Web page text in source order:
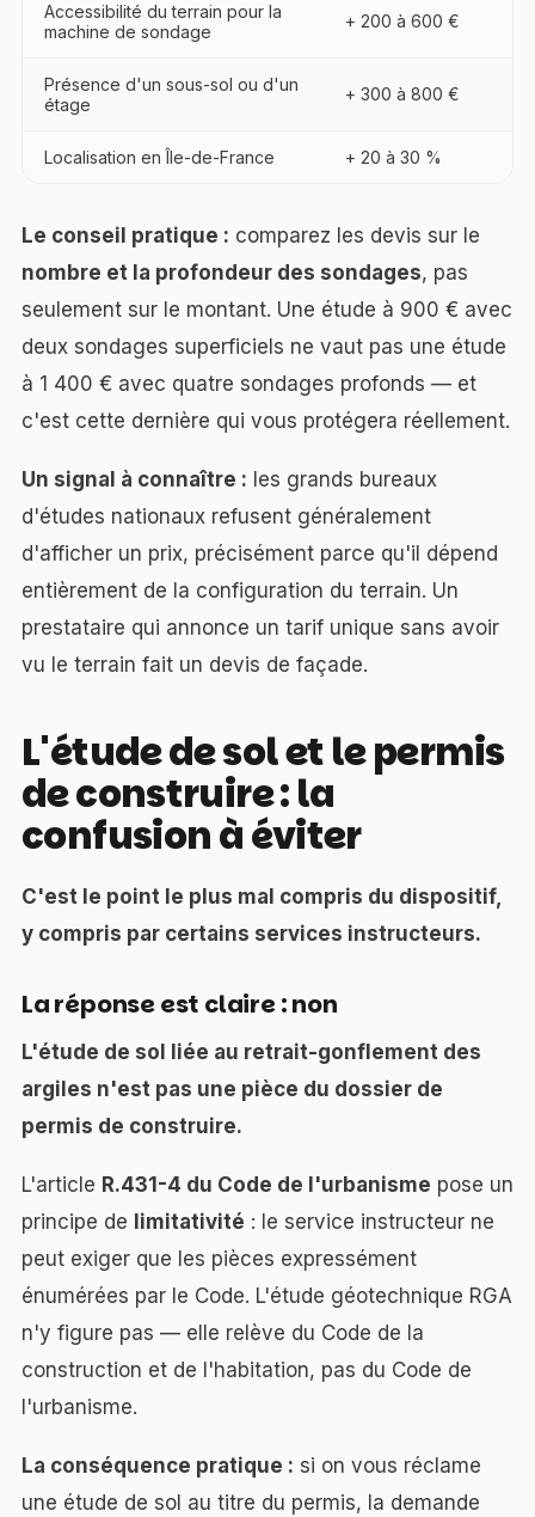
Accessibilité du terrain pour la
machine de sondage
+ 200 à 600 €
Présence d'un sous-sol ou d'un
étage
+ 300 à 800 €
Localisation en Île-de-France + 20 à 30 %
Le conseil pratique : comparez les devis sur le
nombre et la profondeur des sondages, pas
seulement sur le montant. Une étude à 900 € avec
deux sondages superficiels ne vaut pas une étude
à 1 400 € avec quatre sondages profonds — et
c'est cette dernière qui vous protégera réellement.
Un signal à connaître : les grands bureaux
d'études nationaux refusent généralement
d'afficher un prix, précisément parce qu'il dépend
entièrement de la configuration du terrain. Un
prestataire qui annonce un tarif unique sans avoir
vu le terrain fait un devis de façade.
L'étude de sol et le permis
de construire : la
confusion à éviter
C'est le point le plus mal compris du dispositif,
y compris par certains services instructeurs.
La réponse est claire : non
L'étude de sol liée au retrait-gonflement des
argiles n'est pas une pièce du dossier de
permis de construire.
L'article R.431-4 du Code de l'urbanisme pose un
principe de limitativité : le service instructeur ne
peut exiger que les pièces expressément
énumérées par le Code. L'étude géotechnique RGA
n'y figure pas — elle relève du Code de la
construction et de l'habitation, pas du Code de
l'urbanisme.
La conséquence pratique : si on vous réclame
une étude de sol au titre du permis, la demande